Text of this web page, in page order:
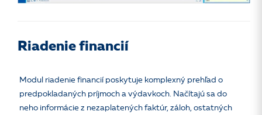
Riadenie financií
Modul riadenie financií poskytuje komplexný prehľad o
predpokladaných príjmoch a výdavkoch. Načítajú sa do
neho informácie z nezaplatených faktúr, záloh, ostatných